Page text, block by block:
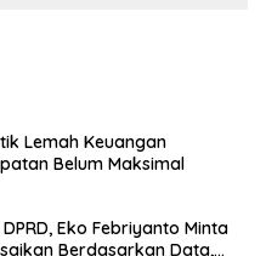
Lemah Keuangan
Belum Maksimal
Eko Febriyanto Minta
Berdasarkan Data,